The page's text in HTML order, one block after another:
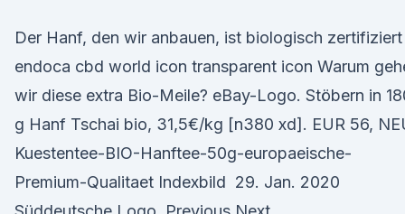
Der Hanf, den wir anbauen, ist biologisch zertifiziert
endoca cbd world icon transparent icon Warum
wir diese extra Bio-Meile? eBay-Logo. Stöbern in
g Hanf Tschai bio, 31,5€/kg [n380 xd]. EUR 56,
Kuestentee-BIO-Hanftee-50g-europaeische-
Premium-Qualitaet Indexbild 29. Jan. 2020